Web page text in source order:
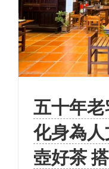
五十年
化身為
壺好茶